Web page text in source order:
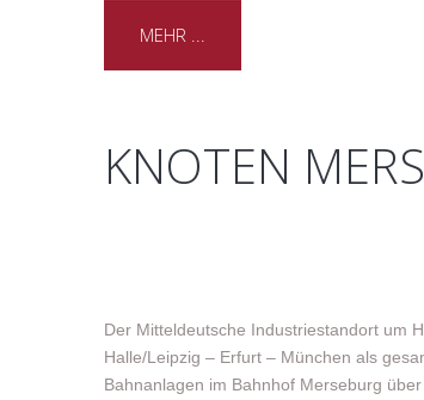
MEHR ...
KNOTEN
Der Mitteldeutsche Industriestandort um
Halle/Leipzig – Erfurt – München als
Bahnanlagen im Bahnhof Merseburg